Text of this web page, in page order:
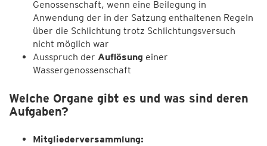
Genossenschaft, wenn eine Beilegung in
Anwendung der in der Satzung enthaltenen Regeln
über die Schlichtung trotz Schlichtungsversuch
nicht möglich war
Ausspruch der Auflösung einer
Wassergenossenschaft
Welche Organe gibt es und was sind deren
Aufgaben?
Mitgliederversammlung: